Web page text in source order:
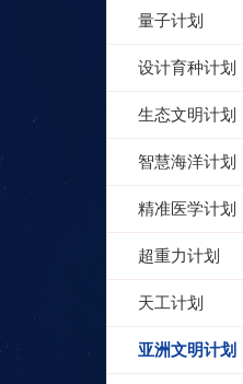
量子计划
设计育种计划
生态文明计划
智慧海洋计划
精准医学计划
超重力计划
天工计划
亚洲文明计划